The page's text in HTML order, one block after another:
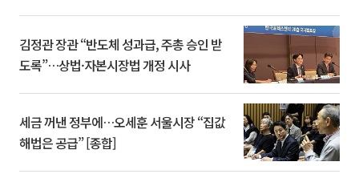
김정관 장관 “반도체 성과급, 주총 승인 받
도록”…상법·자본시장법 개정 시사
세금 꺼낸 정부에…오세훈 서울시장 “집값
해법은 공급” [종합]